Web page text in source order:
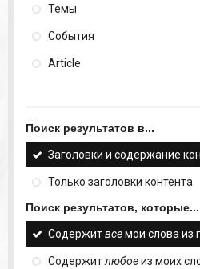
Темы
События
Article
Поиск результатов в...
Заголовки и содержание
Только заголовки контента
Поиск результатов, которые...
Содержитвсемои слова из
Содержитлюбоеиз моих